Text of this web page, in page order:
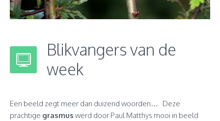
Blikvangers van de
week
Een beeld zegt meer dan duizend woorden… Deze
prachtige grasmus werd door Paul Matthys mooi in beeld